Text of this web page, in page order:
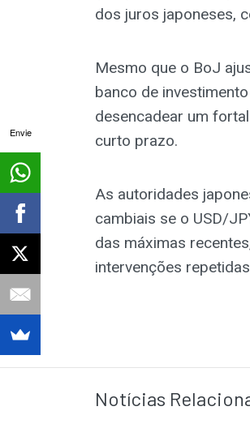
dos juros japoneses,
Mesmo que o BoJ
banco de
desencadear um
curto prazo.
As autoridades
cambiais se o USD/
das máximas
intervenções
Notícias
Envie